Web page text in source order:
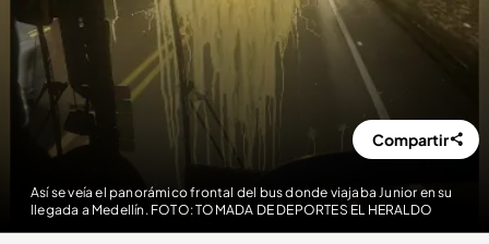
Así se veía el panorámico frontal del bus donde viajaba Junior en su
llegada a Medellín. FOTO: TOMADA DE DEPORTES EL HERALDO
Compartir